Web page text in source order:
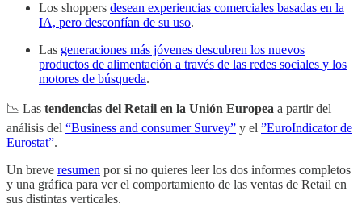
Los shoppers desean experiencias comerciales basadas en la
IA, pero desconfían de su uso.
Las generaciones más jóvenes descubren los nuevos
productos de alimentación a través de las redes sociales y los
motores de búsqueda.
📉 Las tendencias del Retail en la Unión Europea a partir del
análisis del “Business and consumer Survey” y el ”EuroIndicator de
Eurostat”.
Un breve resumen por si no quieres leer los dos informes completos
y una gráfica para ver el comportamiento de las ventas de Retail en
sus distintas verticales.